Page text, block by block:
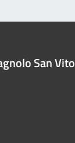
San Vito